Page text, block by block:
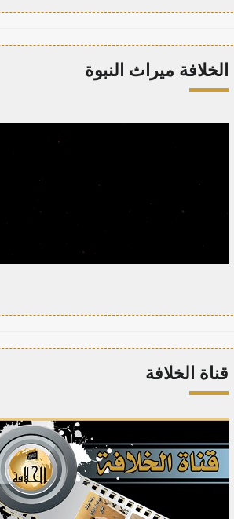
الخلافة ميراث النبوة
قناة الخلافة